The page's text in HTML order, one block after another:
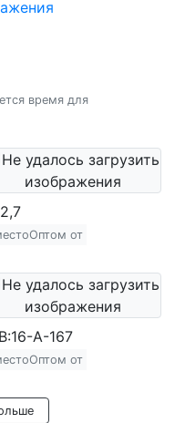
время для
от
A-167
от